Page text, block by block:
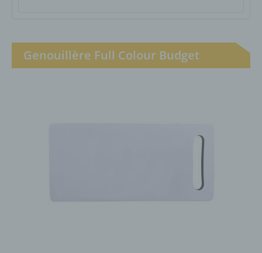
Genouillère Full Colour Budget